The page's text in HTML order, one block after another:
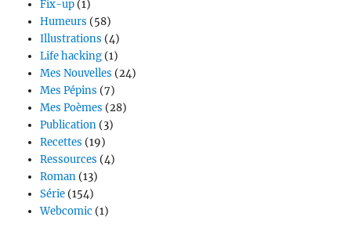
Fix-up(1)
Humeurs (58)
Illustrations (4)
Life hacking(1)
Mes Nouvelles (24)
Mes Pépins (7)
Mes Poèmes (28)
Publication(3)
Recettes (19)
Ressources (4)
Roman(13)
Série(154)
Webcomic (1)